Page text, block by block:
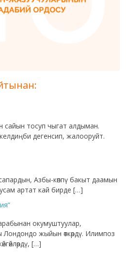
сайын тосуп чыгат алдыман.
дегенсип, жалооруйт.
Азбы-көппү бакыт даамын
артат кай бирде […]
окумуштуулар,
жыйын өткөрдү. Илимпоз
[…]